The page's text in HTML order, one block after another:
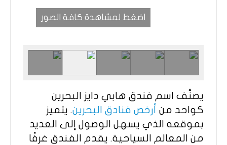
اضغط لمشاهدة كافة الصور
يصنَّف اسم فندق هابي دايز البحرين
كواحد من أرخص فنادق البحرين. يتميز
بموقعه الذي يسهل الوصول إلى العديد
من المعالم السياحية. يقدم الفندق غرفًا